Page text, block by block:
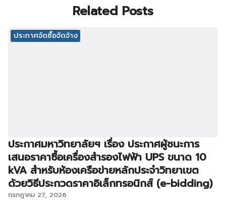
Related Posts
ประกาศจัดซื้อจัดจ้าง
ประกาศมหาวิทยาลัยฯ เรื่อง ประกาศผู้ชนะการ
เสนอราคาซื้อเครื่องสำรองไฟฟ้า UPS ขนาด 10
kVA สำหรับห้องเครือข่ายหลักประจำวิทยาเขต
ด้วยวิธีประกวดราคาอิเล็กทรอนิกส์ (e-bidding)
กรกฎาคม 27, 2026